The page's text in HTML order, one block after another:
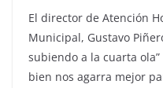
El director de Atención
Municipal, Gustavo
subiendo a la cuarta
bien nos agarra mejor